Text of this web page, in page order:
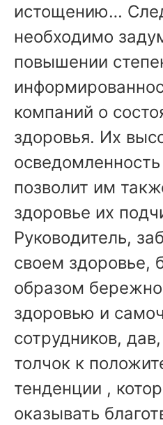
истощению…
необходимо
повышении
компаний о
здоровья. Их
позволит им
здоровье их
Руководитель,
своем здоровье,
образом бережно
здоровью и
сотрудников,
толчок к
тенденции ,
оказывать